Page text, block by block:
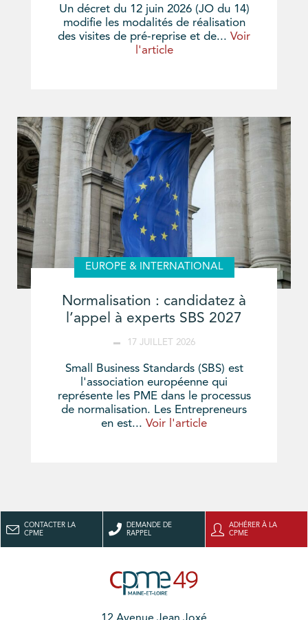
Un décret du 12 juin 2026 (JO du 14)
modifie les modalités de réalisation
des visites de pré-reprise et de... Voir
l'article
EUROPE & INTERNATIONAL
Normalisation : candidatez à
l’appel à experts SBS 2027
17 JUILLET 2026
Small Business Standards (SBS) est
l'association européenne qui
représente les PME dans le processus
de normalisation. Les Entrepreneurs
en est... Voir l'article
CONTACTER LA
CPME
DEMANDE DE
RAPPEL
ADHÉRER À LA
CPME